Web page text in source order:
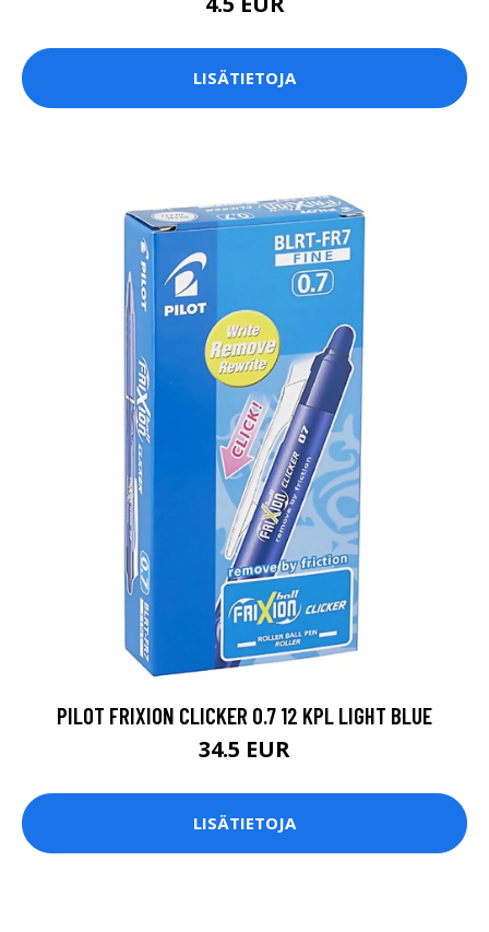
LISÄTIETOJA
PILOT FRIXION CLICKER 0.7 12 KPL LIGHT BLUE
34.5 EUR
LISÄTIETOJA